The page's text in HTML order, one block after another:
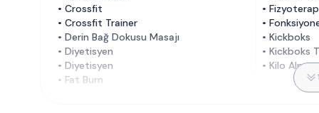
• Crossfit
• Crossfit Trainer
• Derin Bağ Dokusu Masajı
• Diyetisyen
• Diyetisyen
• Fat Burn
•
•
• Kickboks
• Kickboks
• Kilo Alma